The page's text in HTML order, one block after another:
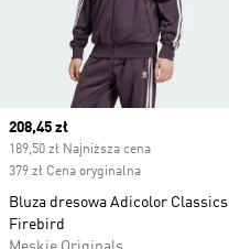
Current price
208,45 zł
189,50 zł Najniższa cena
379 zł Cena oryginalna
Bluza dresowa Adicolor Classics
Firebird